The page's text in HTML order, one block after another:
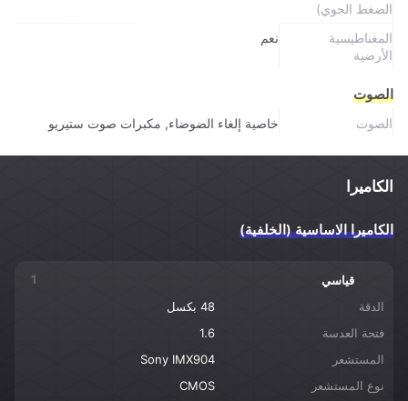
الضغط الجوي)
المغناطيسية
الأرضية
نعم
الصوت
الصوت خاصية إلغاء الضوضاء, مكبرات صوت ستيريو
الكاميرا
الكاميرا الاساسية (الخلفية)
قياسي
1
الدقة
48 بكسل
فتحة العدسة
1.6
المستشعر
Sony IMX904
نوع المستشعر
CMOS